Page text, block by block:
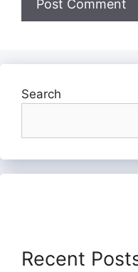
Search
Recent